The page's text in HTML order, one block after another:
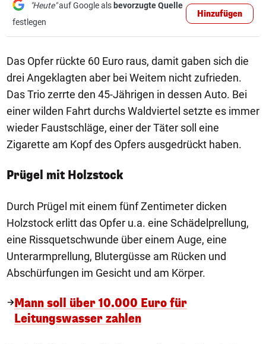
"Heute"auf Google als bevorzugte Quelle
festlegen
Hinzufügen
Das Opfer rückte 60 Euro raus, damit gaben sich die
drei Angeklagten aber bei Weitem nicht zufrieden.
Das Trio zerrte den 45-Jährigen in dessen Auto. Bei
einer wilden Fahrt durchs Waldviertel setzte es immer
wieder Faustschläge, einer der Täter soll eine
Zigarette am Kopf des Opfers ausgedrückt haben.
Prügel mit Holzstock
Durch Prügel mit einem fünf Zentimeter dicken
Holzstock erlitt das Opfer u.a. eine Schädelprellung,
eine Rissquetschwunde über einem Auge, eine
Unterarmprellung, Blutergüsse am Rücken und
Abschürfungen im Gesicht und am Körper.
Mann soll über 10.000 Euro für
Leitungswasser zahlen